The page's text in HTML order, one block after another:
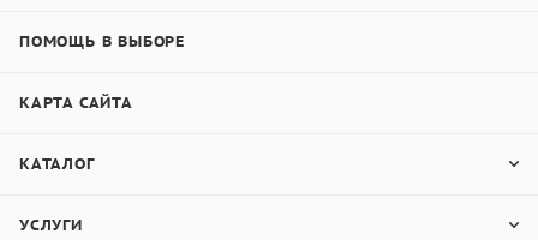
ПОМОЩЬ В ВЫБОРЕ
КАРТА САЙТА
КАТАЛОГ
УСЛУГИ